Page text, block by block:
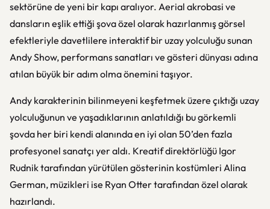
sektörüne de yeni bir kapı aralıyor. Aerial akrobasi ve
dansların eşlik ettiği şova özel olarak hazırlanmış görsel
efektleriyle davetlilere interaktif bir uzay yolculuğu sunan
Andy Show, performans sanatları ve gösteri dünyası adına
atılan büyük bir adım olma önemini taşıyor.
Andy karakterinin bilinmeyeni keşfetmek üzere çıktığı uzay
yolculuğunun ve yaşadıklarının anlatıldığı bu görkemli
şovda her biri kendi alanında en iyi olan 50’den fazla
profesyonel sanatçı yer aldı. Kreatif direktörlüğü Igor
Rudnik tarafından yürütülen gösterinin kostümleri Alina
German, müzikleri ise Ryan Otter tarafından özel olarak
hazırlandı.